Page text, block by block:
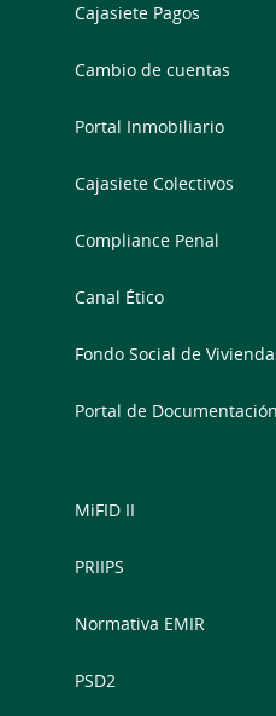
Cajasiete Pagos
Cambio de cuentas
Portal Inmobiliario
Cajasiete Colectivos
Compliance Penal
Canal Ético
Fondo Social de
Portal de Documentación
MiFID II
PRIIPS
Normativa EMIR
PSD2